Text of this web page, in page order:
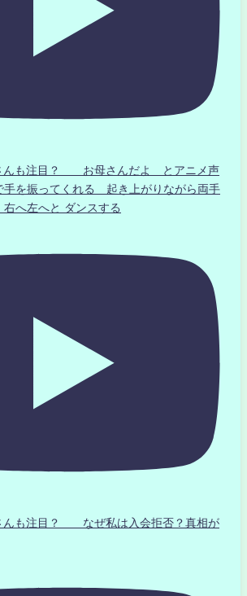
んも注目？ お母さんだよ とアニメ声
手を振ってくれる 起き上がりながら両手
へ左へと ダンスする
んも注目？ なぜ私は入会拒否？真相が